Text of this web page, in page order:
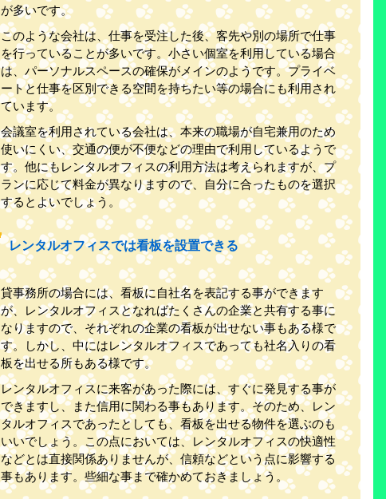
が多いです。
このような会社は、仕事を受注した後、客先や別の場所で仕事
を行っていることが多いです。小さい個室を利用している場合
は、パーソナルスペースの確保がメインのようです。プライベ
ートと仕事を区別できる空間を持ちたい等の場合にも利用され
ています。
会議室を利用されている会社は、本来の職場が自宅兼用のため
使いにくい、交通の便が不便などの理由で利用しているようで
す。他にもレンタルオフィスの利用方法は考えられますが、プ
ランに応じて料金が異なりますので、自分に合ったものを選択
するとよいでしょう。
レンタルオフィスでは看板を設置できる
貸事務所の場合には、看板に自社名を表記する事ができます
が、レンタルオフィスとなればたくさんの企業と共有する事に
なりますので、それぞれの企業の看板が出せない事もある様で
す。しかし、中にはレンタルオフィスであっても社名入りの看
板を出せる所もある様です。
レンタルオフィスに来客があった際には、すぐに発見する事が
できますし、また信用に関わる事もあります。そのため、レン
タルオフィスであったとしても、看板を出せる物件を選ぶのも
いいでしょう。この点においては、レンタルオフィスの快適性
などとは直接関係ありませんが、信頼などという点に影響する
事もあります。些細な事まで確かめておきましょう。